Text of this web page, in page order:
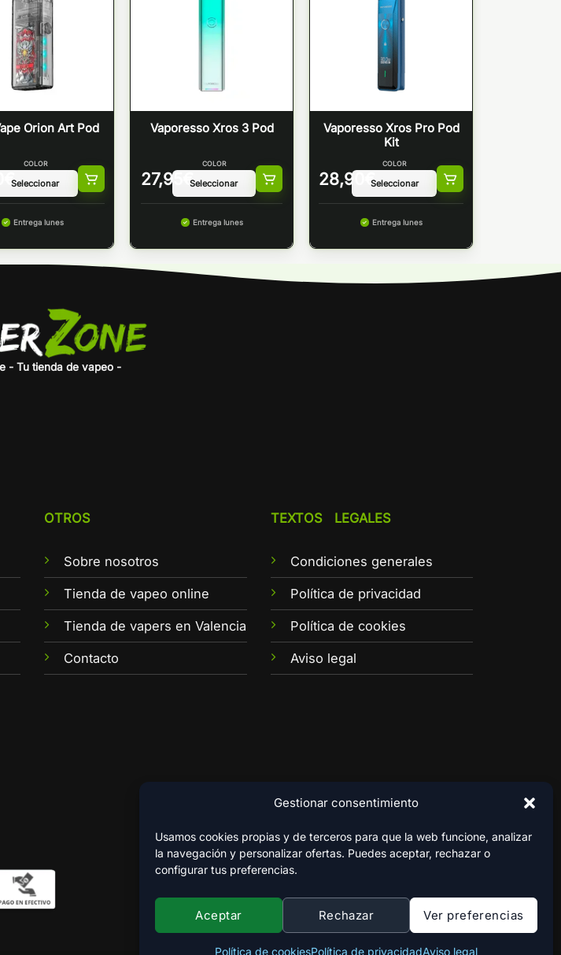
Gestionar consentimiento
Usamos cookies propias y de terceros para que la web funcione, analizar
la navegación y personalizar ofertas. Puedes aceptar, rechazar o
configurar tus preferencias.
Aceptar Rechazar Ver preferencias
Política de cookiesPolítica de privacidadAviso legal
Orion Art Pod
€
COLOR
Entrega lunes
Vaporesso Xros 3 Pod
27,95 €
COLOR
Entrega lunes
Vaporesso Xros Pro Pod
Kit
28,90 €
COLOR
Entrega lunes
- Tu tienda de vapeo -
OTROS
Sobre nosotros
Tienda de vapeo online
Tienda de vapers en Valencia
Contacto
TEXTOS LEGALES
Condiciones generales
Política de privacidad
Política de cookies
Aviso legal